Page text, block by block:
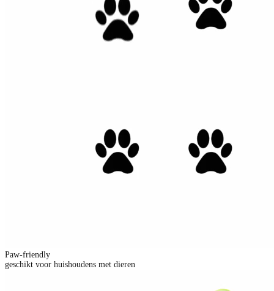
Paw-friendly
geschikt voor huishoudens met dieren